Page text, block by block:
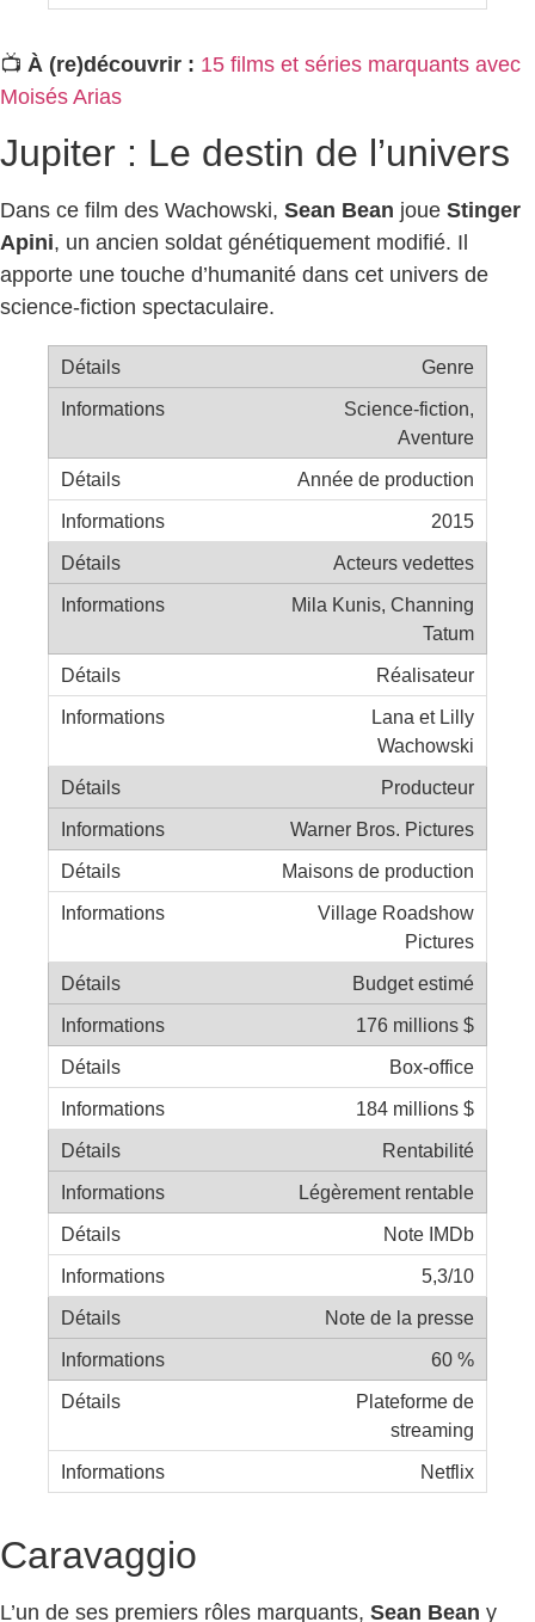
📺 À (re)découvrir : 15 films et séries marquants avec
Moisés Arias
Jupiter : Le destin de l’univers
Dans ce film des Wachowski, Sean Bean joue Stinger
Apini, un ancien soldat génétiquement modifié. Il
apporte une touche d’humanité dans cet univers de
science-fiction spectaculaire.
Genre
Science-fiction,
Aventure
Année de production
2015
Acteurs vedettes
Mila Kunis, Channing
Tatum
Réalisateur
Lana et Lilly
Wachowski
Producteur
Warner Bros. Pictures
Maisons de production
Village Roadshow
Pictures
Budget estimé
176 millions $
Box-office
184 millions $
Rentabilité
Légèrement rentable
Note IMDb
5,3/10
Note de la presse
60 %
Plateforme de
streaming
Netflix
Caravaggio
L’un de ses premiers rôles marquants, Sean Bean y